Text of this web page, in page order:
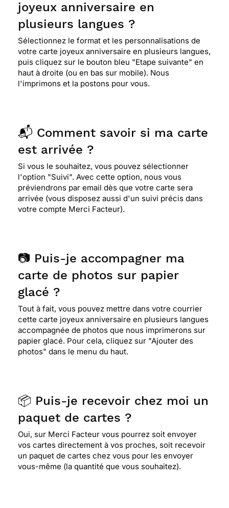
joyeux anniversaire en
plusieurs langues ?
Sélectionnez le format et les personnalisations de
votre carte joyeux anniversaire en plusieurs langues,
puis cliquez sur le bouton bleu "Etape suivante" en
haut à droite (ou en bas sur mobile). Nous
l'imprimons et la postons pour vous.
📬 Comment savoir si ma carte
est arrivée ?
Si vous le souhaitez, vous pouvez sélectionner
l'option "Suivi". Avec cette option, nous vous
préviendrons par email dès que votre carte sera
arrivée (vous disposez aussi d'un suivi précis dans
votre compte Merci Facteur).
📷 Puis-je accompagner ma
carte de photos sur papier
glacé ?
Tout à fait, vous pouvez mettre dans votre courrier
cette carte joyeux anniversaire en plusieurs langues
accompagnée de photos que nous imprimerons sur
papier glacé. Pour cela, cliquez sur "Ajouter des
photos" dans le menu du haut.
📦 Puis-je recevoir chez moi un
paquet de cartes ?
Oui, sur Merci Facteur vous pourrez soit envoyer
vos cartes directement à vos proches, soit recevoir
un paquet de cartes chez vous pour les envoyer
vous-même (la quantité que vous souhaitez).